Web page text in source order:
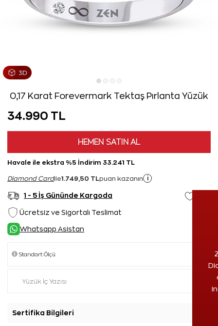
0,17 Karat Forevermark Tektaş Pırlanta Yüzük
34.990 TL
HEMEN SATIN AL
Havale ile ekstra %5 İndirim 33.241 TL
Diamond Cardile1.749,50 TL puan kazanın i
1 - 5 İş Gününde Kargoda
Ücretsiz ve Sigortalı Teslimat
Whatsapp Asistan
Sertifika Bilgileri